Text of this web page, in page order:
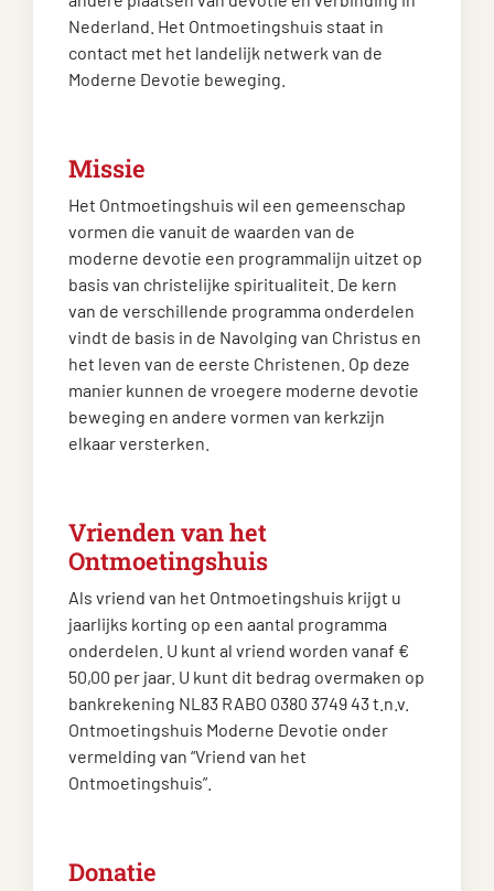
Nederland. Het Ontmoetingshuis staat in
contact met het landelijk netwerk van de
Moderne Devotie beweging.
Missie
Het Ontmoetingshuis wil een gemeenschap
vormen die vanuit de waarden van de
moderne devotie een programmalijn uitzet op
basis van christelijke spiritualiteit. De kern
van de verschillende programma onderdelen
vindt de basis in de Navolging van Christus en
het leven van de eerste Christenen. Op deze
manier kunnen de vroegere moderne devotie
beweging en andere vormen van kerkzijn
elkaar versterken.
Vrienden van het
Ontmoetingshuis
Als vriend van het Ontmoetingshuis krijgt u
jaarlijks korting op een aantal programma
onderdelen. U kunt al vriend worden vanaf €
50,00 per jaar. U kunt dit bedrag overmaken op
bankrekening NL83 RABO 0380 3749 43 t.n.v.
Ontmoetingshuis Moderne Devotie onder
vermelding van “Vriend van het
Ontmoetingshuis”.
Donatie